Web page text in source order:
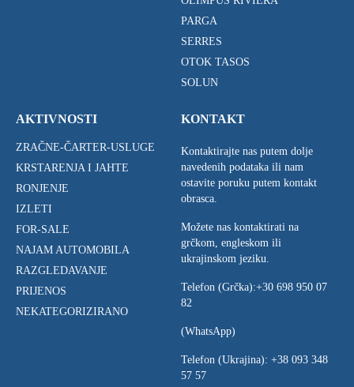
PARGA
SERRES
OTOK TASOS
SOLUN
AKTIVNOSTI
ZRAČNE-ČARTER-USLUGE
KRSTARENJA I JAHTE
RONJENJE
IZLETI
FOR-SALE
NAJAM AUTOMOBILA
RAZGLEDAVANJE
PRIJENOS
NEKATEGORIZIRANO
KONTAKT
Kontaktirajte nas putem dolje
navedenih podataka ili nam
ostavite poruku putem kontakt
obrasca.
Možete nas kontaktirati na
grčkom, engleskom ili
ukrajinskom jeziku.
Telefon (Grčka):+30 698 950 07
82
(WhatsApp)
Telefon (Ukrajina): +38 093 348
57 57